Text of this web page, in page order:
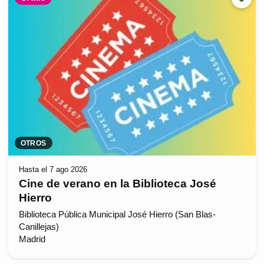
OTROS
Hasta el 7 ago 2026
Cine de verano en la Biblioteca José
Hierro
Biblioteca Pública Municipal José Hierro (San Blas-
Canillejas)
Madrid